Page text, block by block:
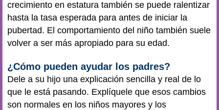
crecimiento en estatura también se puede ralentizar
hasta la tasa esperada para antes de iniciar la
pubertad. El comportamiento del niño también suele
volver a ser más apropiado para su edad.
¿Cómo pueden ayudar los padres?
Dele a su hijo una explicación sencilla y real de lo
que le está pasando. Explíquele que esos cambios
son normales en los niños mayores y los